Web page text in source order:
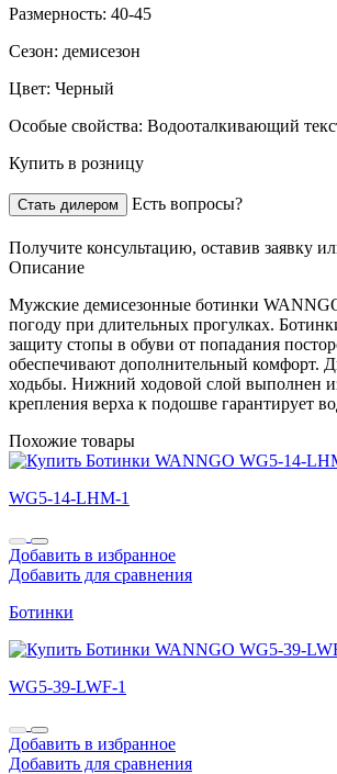
Размерность: 40-45
Сезон: демисезон
Цвет: Черный
Особые свойства: Водооталкивающий
Купить в розницу
Стать дилером Есть вопросы?
Получите консультацию, оставив заявку
Описание
Мужские демисезонные ботинки
погоду при длительных прогулках.
защиту стопы в обуви от попадания
обеспечивают дополнительный комфорт.
ходьбы. Нижний ходовой слой выполнен
крепления верха к подошве гарантирует
Похожие товары
WG5-14-LHM-1
Добавить в избранное
Добавить для сравнения
Ботинки
WG5-39-LWF-1
Добавить в избранное
Добавить для сравнения